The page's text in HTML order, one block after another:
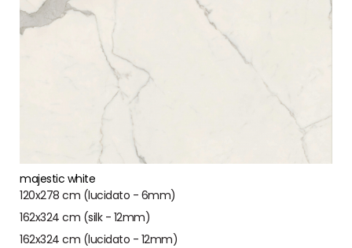
majestic white
120x278 cm (lucidato - 6mm)
162x324 cm (silk - 12mm)
162x324 cm (lucidato - 12mm)